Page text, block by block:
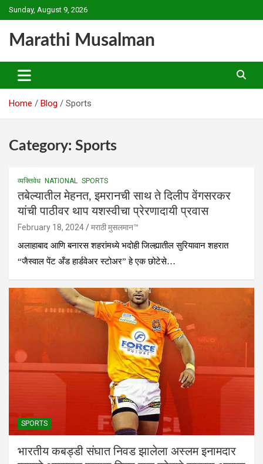
Skip
to
Sunday, August 9, 2026
Marathi Musalman
Home Blog Sports
Category: Sports
व्यक्तिवेध NATIONAL SPORTS
तबेल्यातील मेहनत, इमरानची साथ ते दिलीप वेंगसरकर
यांची पाठीवर थाप यशस्वीचा प्रेरणादायी प्रवास
February 18, 2024
मराठी मुसलमान™️
अलाहाबाद आणि बनारस शहरांमध्ये भदोही जिल्ह्यातील सुरियावान शहरात
“जैस्वाल पेंट अँड हार्डवेअर स्टोअर” हे एक छोटेसे…
SPORTS
भारतीय कबड्डी संघात निवड झालेला अस्लम इनामदार